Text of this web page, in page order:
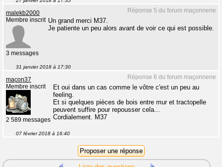
Réponse 5 du forum maçonnerie
malekb2000
Membre inscrit
3 messages
Un grand merci M37.
Je patiente un peu alors avant de voir ce qui est possible.
31 janvier 2018 à 17:30
Réponse 6 du forum maçonnerie
maçon37
Membre inscrit
2 589 messages
Et oui dans un cas comme le vôtre c'est un peu au
feeling.
Et si quelques pièces de bois entre mur et tractopelle
peuvent suffire pour repousser cela...
Cordialement. M37
07 février 2018 à 16:40